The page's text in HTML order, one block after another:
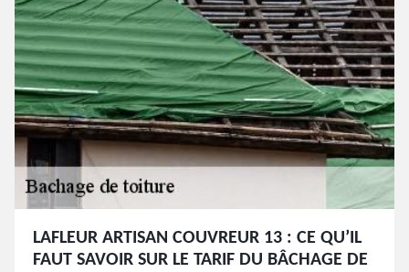
LAFLEUR ARTISAN COUVREUR 13 : CE QU’IL
FAUT SAVOIR SUR LE TARIF DU BÂCHAGE DE